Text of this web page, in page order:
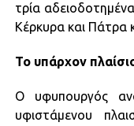
τρία
Κέρκυρα και Πάτρα
Το υπάρχον
Ο υφυπουργός
υφιστάμενου